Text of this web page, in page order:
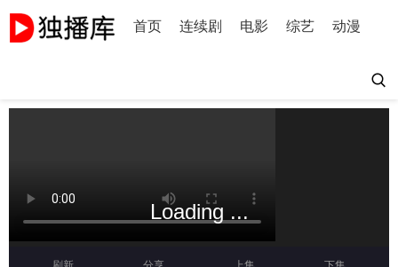
首页 连续剧 电影 综艺 动漫
Loading ...